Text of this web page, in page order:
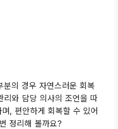
분의 경우 자연스러운 회복
리와 담당 의사의 조언을 따
, 편안하게 회복할 수 있어
정리해 볼까요?